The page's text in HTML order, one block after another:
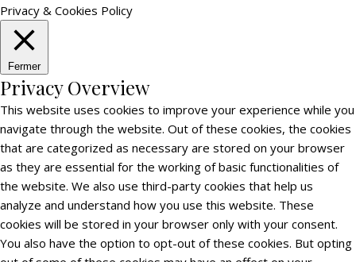
Privacy & Cookies Policy
Fermer
Privacy Overview
This website uses cookies to improve your experience while you
navigate through the website. Out of these cookies, the cookies
that are categorized as necessary are stored on your browser
as they are essential for the working of basic functionalities of
the website. We also use third-party cookies that help us
analyze and understand how you use this website. These
cookies will be stored in your browser only with your consent.
You also have the option to opt-out of these cookies. But opting